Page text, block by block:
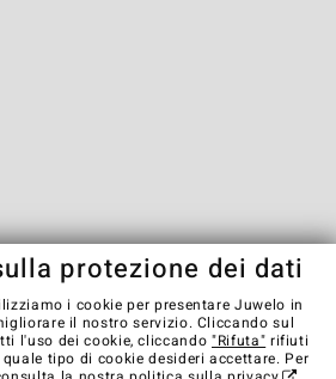
Informativa Privacy
Cookies
Contatti Recedere dal contratto
protezione dei dati
i cookie per presentare Juwelo in
il nostro servizio. Cliccando sul
l'uso dei cookie, cliccando "Rifuta" rifiuti
tipo di cookie desideri accettare. Per